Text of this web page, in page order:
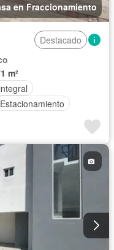
en Fraccionamiento
Destacado
m²
Estacionamiento